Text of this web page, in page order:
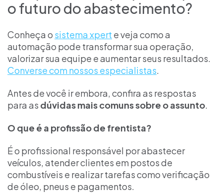
o futuro do abastecimento?
Conheça o sistema xpert e veja como a
automação pode transformar sua operação,
valorizar sua equipe e aumentar seus resultados.
Converse com nossos especialistas.
Antes de você ir embora, confira as respostas
para as dúvidas mais comuns sobre o assunto.
O que é a profissão de frentista?
É o profissional responsável por abastecer
veículos, atender clientes em postos de
combustíveis e realizar tarefas como verificação
de óleo, pneus e pagamentos.